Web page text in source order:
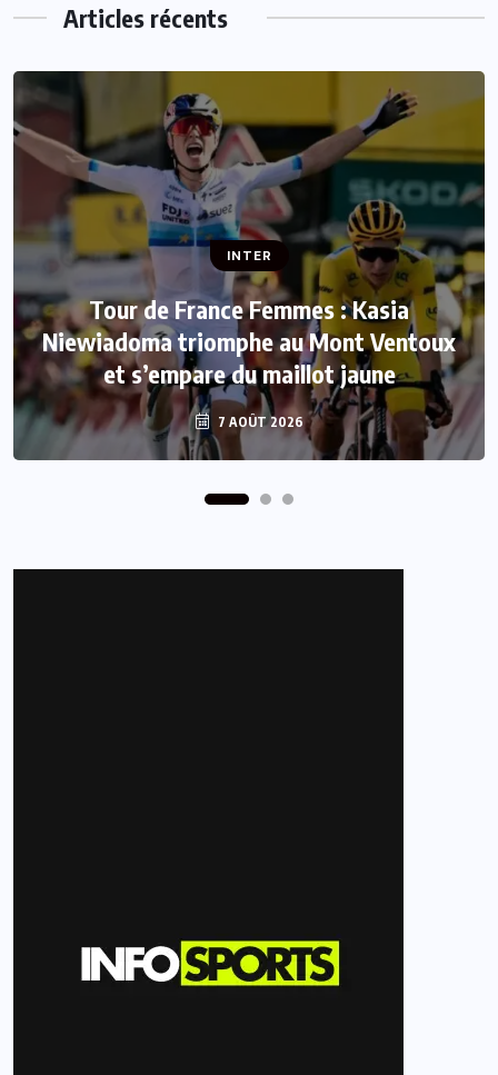
Articles récents
INTER
Tour de France Femmes : Kasia
Niewiadoma triomphe au Mont Ventoux
et s’empare du maillot jaune
7 AOÛT 2026
INTER
Mercato : Le FC Barcelone s’offre Rodri
pour 50 millions d’euros
7 AOÛT 2026